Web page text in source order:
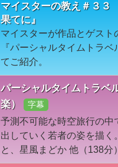
マイスターの教え＃３
果てに』
マイスターが作品とゲスト
『パーシャルタイムトラ
てご紹介。
パーシャルタイムトラ
楽）
字幕
予測不可能な時空旅行の中
出していく若者の姿を描
と、星風まどか 他（138分）